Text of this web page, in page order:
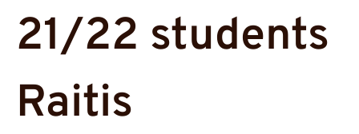
21/22 students
Raitis